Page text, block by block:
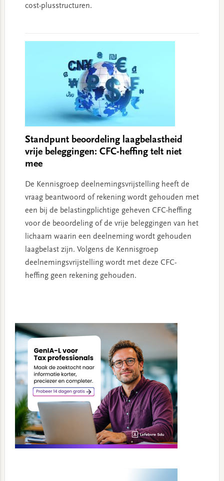
cost-plusstructuren.
Standpunt beoordeling laagbelastheid
vrije beleggingen: CFC-heffing telt niet
mee
De Kennisgroep deelnemingsvrijstelling heeft de
vraag beantwoord of rekening wordt gehouden met
een bij de belastingplichtige geheven CFC-heffing
voor de beoordeling of de vrije beleggingen van het
lichaam waarin een deelneming wordt gehouden
laagbelast zijn. Volgens de Kennisgroep
deelnemingsvrijstelling wordt met deze CFC-
heffing geen rekening gehouden.
Sidebar